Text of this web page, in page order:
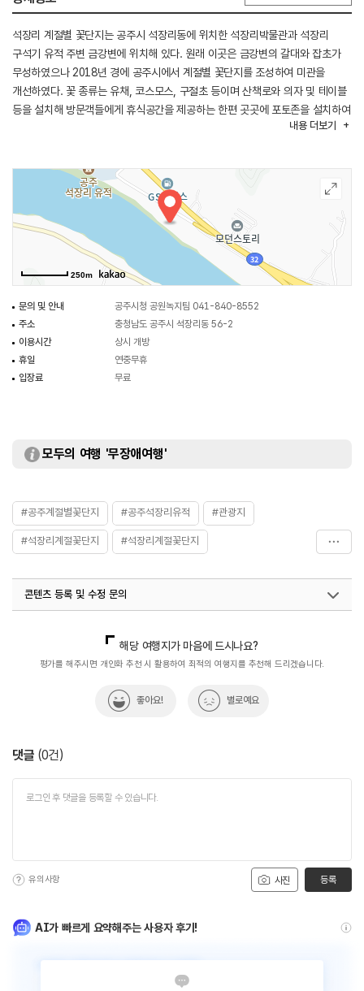
석장리 계절별 꽃단지는 공주시 석장리동에 위치한 석장리박물관과 석장리
구석기 유적 주변 금강변에 위치해 있다. 원래 이곳은 금강변의 갈대와 잡초가
무성하였으나 2018년 경에 공주시에서 계절별 꽃단지를 조성하여 미관을
개선하였다. 꽃 종류는 유채, 코스모스, 구절초 등이며 산책로와 의자 및 테이블
등을 설치해 방문객들에게 휴식공간을 제공하는 한편 곳곳에 포토존을 설치하여
금벽로를 통해 접근할 수 있다. 대중교통은 공주 시내버스를 이용할 수 있다.
주변에는 공산성, 무령왕릉, 금강자연휴양림, 금강수목원 등이 있다.
내용 더보기
250m
문의 및 안내
공주시청 공원녹지팀 041-840-8552
주소
충청남도 공주시 석장리동 56-2
이용시간
상시 개방
휴일
연중무휴
입장료
무료
모두의 여행 '무장애여행'
#공주계절별꽃단지 #공주석장리유적 #관광지
#석장리계절꽃단지 #석장리계절꽃단지
#석장리유적
콘텐츠 등록 및 수정 문의
해당 여행지가 마음에 드시나요?
평가를 해주시면 개인화 추천 시 활용하여 최적의 여행지를 추천해 드리겠습니다.
좋아요! 별로예요
댓글 (0건)
사진
유의사항 등록
AI가 빠르게 요약해주는 사용자 후기!